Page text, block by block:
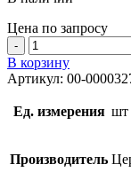
Цена по запросу
Количество
товара
Затирка
Церезит
Super
CE
№41
(Натура),
В корзину
Артикул: 00-
Ед. измерения шт
Производитель